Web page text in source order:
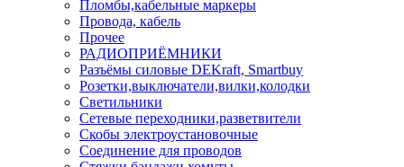
Пломбы,кабельные маркеры
Провода, кабель
Прочее
РАДИОПРИЁМНИКИ
Разъёмы силовые DEKraft, Smartbuy
Розетки,выключатели,вилки,колодки
Светильники
Сетевые переходники,разветвители
Скобы электроустановочные
Соединение для проводов